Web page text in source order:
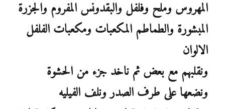
المهروس وملح وفلفل والبقدونس المفروم والجزرة
المبشورة والطماطم المكعبات ومكعبات الفلفل
الالوان
ونقلبهم مع بعض ثم ناخد جزء من الحشوة
ونضعها على طرف الصدر ونلف الفيليه